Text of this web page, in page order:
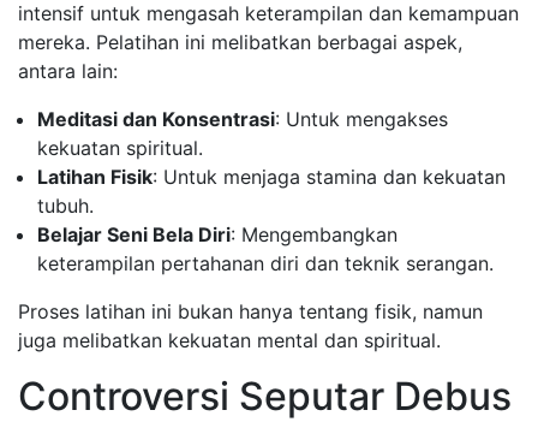
intensif untuk mengasah keterampilan dan kemampuan
mereka. Pelatihan ini melibatkan berbagai aspek,
antara lain:
Meditasi dan Konsentrasi: Untuk mengakses
kekuatan spiritual.
Latihan Fisik: Untuk menjaga stamina dan kekuatan
tubuh.
Belajar Seni Bela Diri: Mengembangkan
keterampilan pertahanan diri dan teknik serangan.
Proses latihan ini bukan hanya tentang fisik, namun
juga melibatkan kekuatan mental dan spiritual.
Controversi Seputar Debus